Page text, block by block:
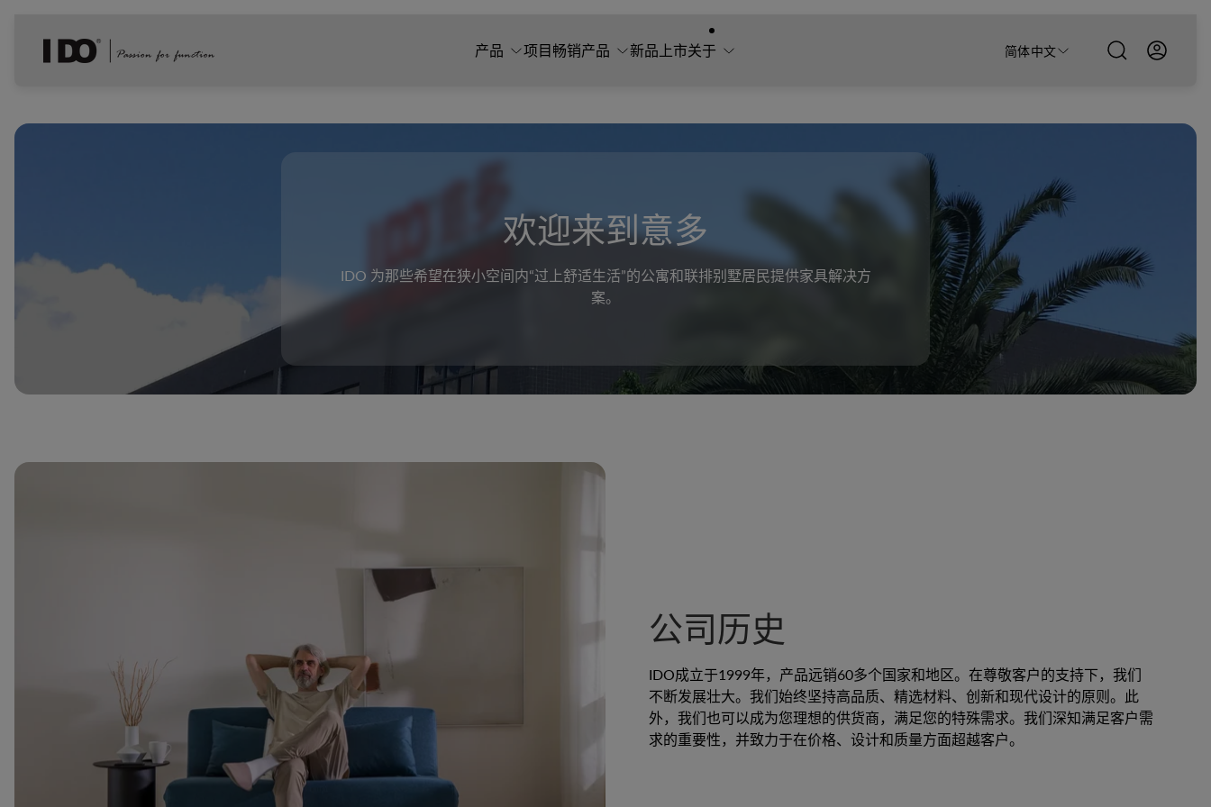
商
店
产品 项目畅销产品 新品上市关于 简体中文
欢迎来到意多
IDO 为那些希望在狭小空间内“过上舒适生活”的公寓和联排别墅居民提供家具解决方
案。
公司历史
IDO成立于1999年，产品远销60多个国家和地区。在尊敬客户的支持下，我们
不断发展壮大。我们始终坚持高品质、精选材料、创新和现代设计的原则。此
外，我们也可以成为您理想的供货商，满足您的特殊需求。我们深知满足客户需
求的重要性，并致力于在价格、设计和质量方面超越客户。